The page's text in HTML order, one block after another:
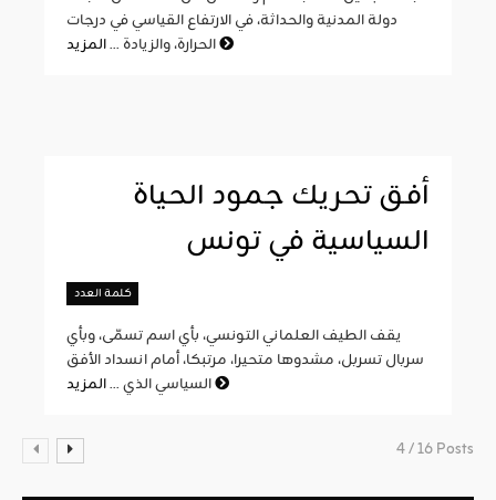
دولة المدنية والحداثة، في الارتفاع القياسي في درجات
الحرارة، والزيادة ...
أفق تحريك جمود الحياة
السياسية في تونس
كلمة العدد
يقف الطيف العلماني التونسي، بأي اسم تسمّى، وبأي
سربال تسربل، مشدوها متحيرا، مرتبكا، أمام انسداد الأفق
السياسي الذي ...
4 / 16 Posts